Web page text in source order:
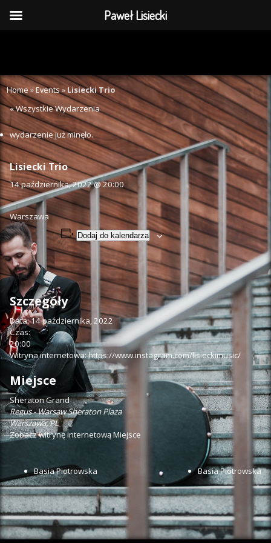
Home»Events» Lisiecki Trio
« Wszystkie Wydarzenia
wydarzenie już minęło.
Lisiecki Trio
14 października, 2022 @ 20:00
Warszawa
Dodaj do kalendarza
Szczegóły
Data:14 października, 2022
Czas:
20:00
Witryna internetowa:https://www.instagram.com/lisieckimusic/
Miejsce
Sheraton Grand
Regus - Warsaw Sheraton Plaza
Warszawa,PL
Zobacz witrynę internetową Miejsce
Basia Piotrowska Basia Piotrowska
Paweł Lisiecki